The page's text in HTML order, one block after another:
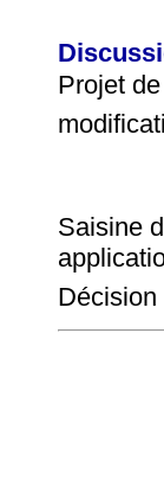
Projet
Saisine
Décision